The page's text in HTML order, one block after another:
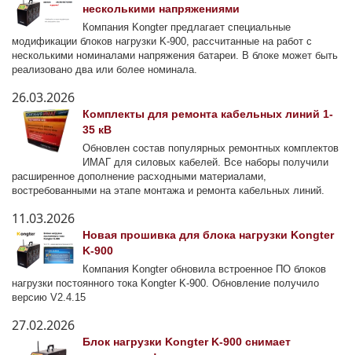
несколькими напряжениями
Компания Kongter предлагает специальные
модификации блоков нагрузки K-900, рассчитанные на работ с
несколькими номиналами напряжения батареи. В блоке может быть
реализовано два или более номинала.
26.03.2026
Комплекты для ремонта кабельных линий 1-
35 кВ
Обновлен состав популярных ремонтных комплектов
ИМАГ для силовых кабелей. Все наборы получили
расширенное дополнение расходными материалами,
востребованными на этапе монтажа и ремонта кабельных линий.
11.03.2026
Новая прошивка для блока нагрузки Kongter
K-900
Компания Kongter обновила встроенное ПО блоков
нагрузки постоянного тока Kongter K-900. Обновление получило
версию V2.4.15
27.02.2026
Блок нагрузки Kongter K-900 снимает